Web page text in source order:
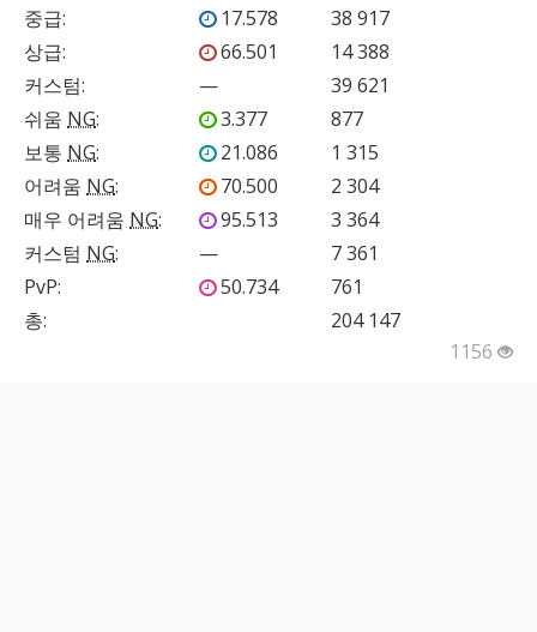
중급: 17.578
38 917
상급: 66.501
14 388
커스텀: —
39 621
쉬움 NG: 3.377
877
보통 NG: 21.086
1 315
어려움 NG: 70.500
2 304
매우 어려움 NG: 95.513
3 364
커스텀 NG: —
7 361
PvP: 50.734
761
총:
204 147
1156